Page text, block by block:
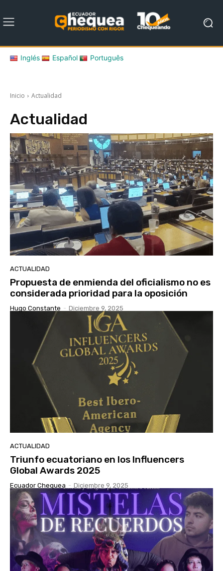
Inglés Español Português
Inicio Actualidad
Actualidad
ACTUALIDAD
Propuesta de enmienda del oficialismo no es
considerada prioridad para la oposición
Hugo Constante - Diciembre 9, 2025
ACTUALIDAD
Triunfo ecuatoriano en los Influencers
Global Awards 2025
Ecuador Chequea - Diciembre 9, 2025